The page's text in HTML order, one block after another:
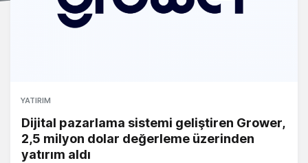
YATIRIM
Dijital pazarlama sistemi geliştiren Grower,
2,5 milyon dolar değerleme üzerinden
yatırım aldı